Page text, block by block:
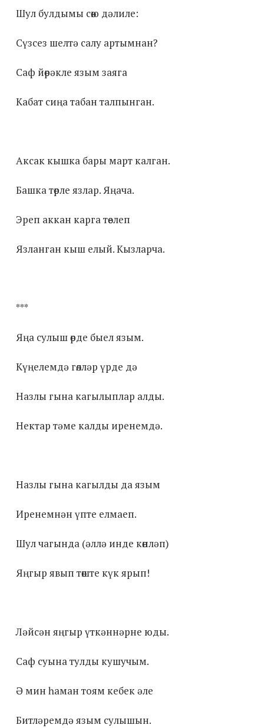
Шул булдымы сөю дәлиле:
Сүзсез шелтә салу артымнан?
Саф йөрәкле язым заяга
Кабат сиңа табан талпынган.
Аксак кышка бары март калган.
Башка төрле язлар. Яңача.
Эреп аккан карга төелеп
Язланган кыш елый. Кызларча.
***
Яңа сулыш өрде быел язым.
Күңелемдә гөлләр үрде дә
Назлы гына кагылыплар алды.
Нектар тәме калды иренемдә.
Назлы гына кагылды да язым
Иренемнән үпте елмаеп.
Шул чагында (әллә инде көнләп)
Яңгыр явып төште күк ярып!
Ләйсән яңгыр үткәннәрне юды.
Саф суына тулды кушучым.
Ә мин һаман тоям кебек әле
Битләремдә язым сулышын.